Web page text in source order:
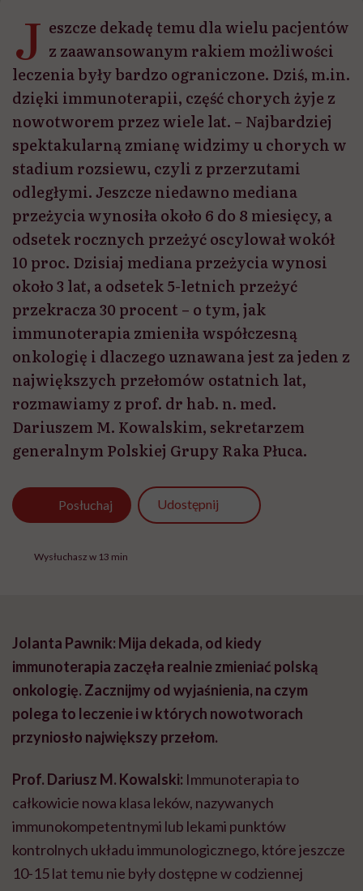
J eszcze dekadę temu dla wielu pacjentów
z zaawansowanym rakiem możliwości
leczenia były bardzo ograniczone. Dziś, m.in.
dzięki immunoterapii, część chorych żyje z
nowotworem przez wiele lat. – Najbardziej
spektakularną zmianę widzimy u chorych w
stadium rozsiewu, czyli z przerzutami
odległymi. Jeszcze niedawno mediana
przeżycia wynosiła około 6 do 8 miesięcy, a
odsetek rocznych przeżyć oscylował wokół
10 proc. Dzisiaj mediana przeżycia wynosi
około 3 lat, a odsetek 5-letnich przeżyć
przekracza 30 procent – o tym, jak
immunoterapia zmieniła współczesną
onkologię i dlaczego uznawana jest za jeden z
największych przełomów ostatnich lat,
rozmawiamy z prof. dr hab. n. med.
Dariuszem M. Kowalskim, sekretarzem
generalnym Polskiej Grupy Raka Płuca.
Posłuchaj Udostępnij
Wysłuchasz w 13 min
Jolanta Pawnik: Mija dekada, od kiedy
immunoterapia zaczęła realnie zmieniać polską
onkologię. Zacznijmy od wyjaśnienia, na czym
polega to leczenie i w których nowotworach
przyniosło największy przełom.
Prof. Dariusz M. Kowalski: Immunoterapia to
całkowicie nowa klasa leków, nazywanych
immunokompetentnymi lub lekami punktów
kontrolnych układu immunologicznego, które jeszcze
10-15 lat temu nie były dostępne w codziennej